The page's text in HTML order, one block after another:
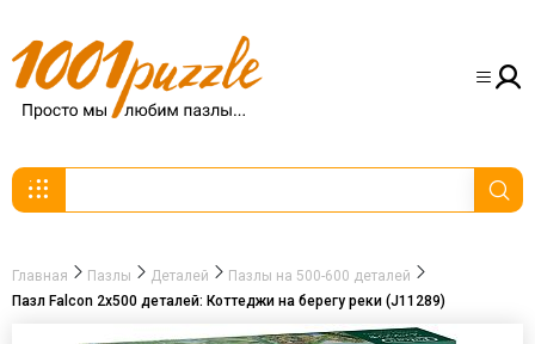
Главная Пазлы Деталей
Пазлы на 500-600 деталей
Пазл Falcon 2x500 деталей: Коттеджи на берегу реки (J11289)